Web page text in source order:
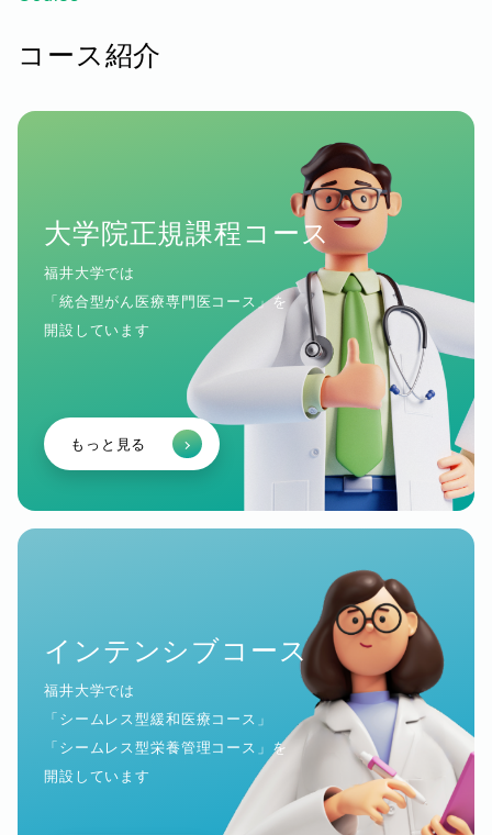
コース紹介
大学院正規課程コース
福井大学では
「統合型がん医療専門医コース」を
開設しています
もっと見る
インテンシブコース
福井大学では
「シームレス型緩和医療コース」
「シームレス型栄養管理コース」を
開設しています